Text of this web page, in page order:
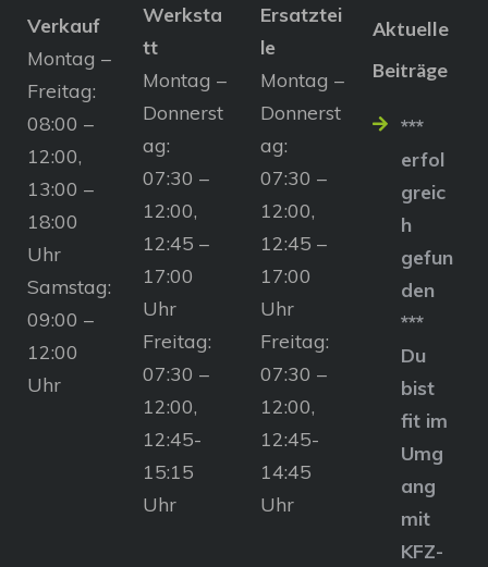
Verkauf
Montag –
Freitag:
08:00 –
12:00,
13:00 –
18:00
Uhr
Samstag:
09:00 –
12:00
Uhr
Werksta
tt
Montag –
Donnerst
ag:
07:30 –
12:00,
12:45 –
17:00
Uhr
Freitag:
07:30 –
12:00,
12:45-
15:15
Uhr
Ersatztei
le
Montag –
Donnerst
ag:
07:30 –
12:00,
12:45 –
17:00
Uhr
Freitag:
07:30 –
12:00,
12:45-
14:45
Uhr
Aktuelle
Beiträge
***
erfol
greic
h
gefun
den
***
Du
bist
fit im
Umg
ang
mit
KFZ-